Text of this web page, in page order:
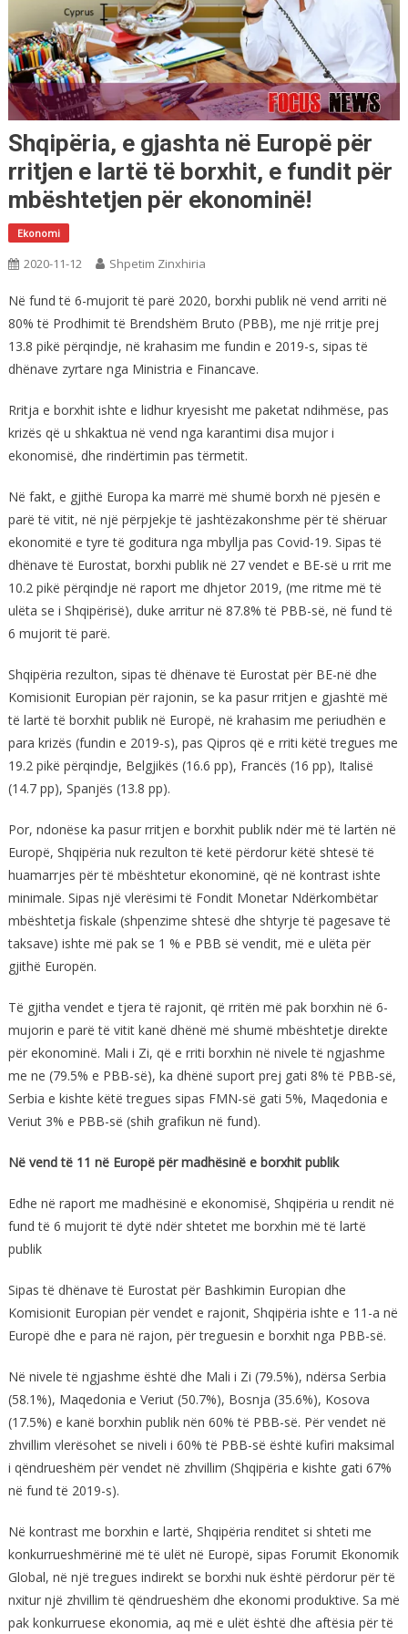
Shqipëria, e gjashta në Europë për
rritjen e lartë të borxhit, e fundit për
mbështetjen për ekonominë!
Ekonomi
2020-11-12 Shpetim Zinxhiria
Në fund të 6-mujorit të parë 2020, borxhi publik në vend arriti në
80% të Prodhimit të Brendshëm Bruto (PBB), me një rritje prej
13.8 pikë përqindje, në krahasim me fundin e 2019-s, sipas të
dhënave zyrtare nga Ministria e Financave.
Rritja e borxhit ishte e lidhur kryesisht me paketat ndihmëse, pas
krizës që u shkaktua në vend nga karantimi disa mujor i
ekonomisë, dhe rindërtimin pas tërmetit.
Në fakt, e gjithë Europa ka marrë më shumë borxh në pjesën e
parë të vitit, në një përpjekje të jashtëzakonshme për të shëruar
ekonomitë e tyre të goditura nga mbyllja pas Covid-19. Sipas të
dhënave të Eurostat, borxhi publik në 27 vendet e BE-së u rrit me
10.2 pikë përqindje në raport me dhjetor 2019, (me ritme më të
ulëta se i Shqipërisë), duke arritur në 87.8% të PBB-së, në fund të
6 mujorit të parë.
Shqipëria rezulton, sipas të dhënave të Eurostat për BE-në dhe
Komisionit Europian për rajonin, se ka pasur rritjen e gjashtë më
të lartë të borxhit publik në Europë, në krahasim me periudhën e
para krizës (fundin e 2019-s), pas Qipros që e rriti këtë tregues me
19.2 pikë përqindje, Belgjikës (16.6 pp), Francës (16 pp), Italisë
(14.7 pp), Spanjës (13.8 pp).
Por, ndonëse ka pasur rritjen e borxhit publik ndër më të lartën në
Europë, Shqipëria nuk rezulton të ketë përdorur këtë shtesë të
huamarrjes për të mbështetur ekonominë, që në kontrast ishte
minimale. Sipas një vlerësimi të Fondit Monetar Ndërkombëtar
mbështetja fiskale (shpenzime shtesë dhe shtyrje të pagesave të
taksave) ishte më pak se 1 % e PBB së vendit, më e ulëta për
gjithë Europën.
Të gjitha vendet e tjera të rajonit, që rritën më pak borxhin në 6-
mujorin e parë të vitit kanë dhënë më shumë mbështetje direkte
për ekonominë. Mali i Zi, që e rriti borxhin në nivele të ngjashme
me ne (79.5% e PBB-së), ka dhënë suport prej gati 8% të PBB-së,
Serbia e kishte këtë tregues sipas FMN-së gati 5%, Maqedonia e
Veriut 3% e PBB-së (shih grafikun në fund).
Në vend të 11 në Europë për madhësinë e borxhit publik
Edhe në raport me madhësinë e ekonomisë, Shqipëria u rendit në
fund të 6 mujorit të dytë ndër shtetet me borxhin më të lartë
publik
Sipas të dhënave të Eurostat për Bashkimin Europian dhe
Komisionit Europian për vendet e rajonit, Shqipëria ishte e 11-a në
Europë dhe e para në rajon, për treguesin e borxhit nga PBB-së.
Në nivele të ngjashme është dhe Mali i Zi (79.5%), ndërsa Serbia
(58.1%), Maqedonia e Veriut (50.7%), Bosnja (35.6%), Kosova
(17.5%) e kanë borxhin publik nën 60% të PBB-së. Për vendet në
zhvillim vlerësohet se niveli i 60% të PBB-së është kufiri maksimal
i qëndrueshëm për vendet në zhvillim (Shqipëria e kishte gati 67%
në fund të 2019-s).
Në kontrast me borxhin e lartë, Shqipëria renditet si shteti me
konkurrueshmërinë më të ulët në Europë, sipas Forumit Ekonomik
Global, në një tregues indirekt se borxhi nuk është përdorur për të
nxitur një zhvillim të qëndrueshëm dhe ekonomi produktive. Sa më
pak konkurruese ekonomia, aq më e ulët është dhe aftësia për të